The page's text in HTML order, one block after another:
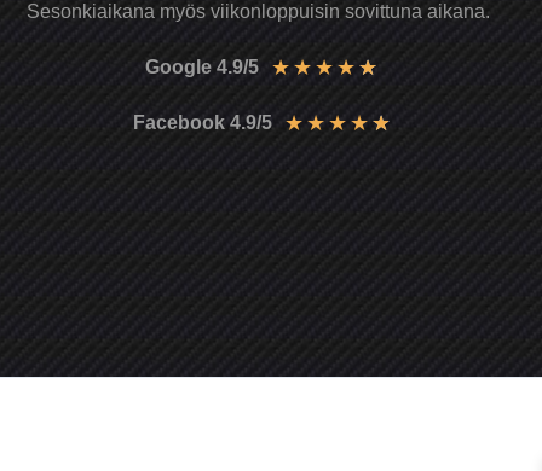
Sesonkiaikana myös viikonloppuisin sovittuna aikana.
Google 4.9/5 ★ ★ ★ ★ ★
Facebook 4.9/5 ★ ★ ★ ★ ★